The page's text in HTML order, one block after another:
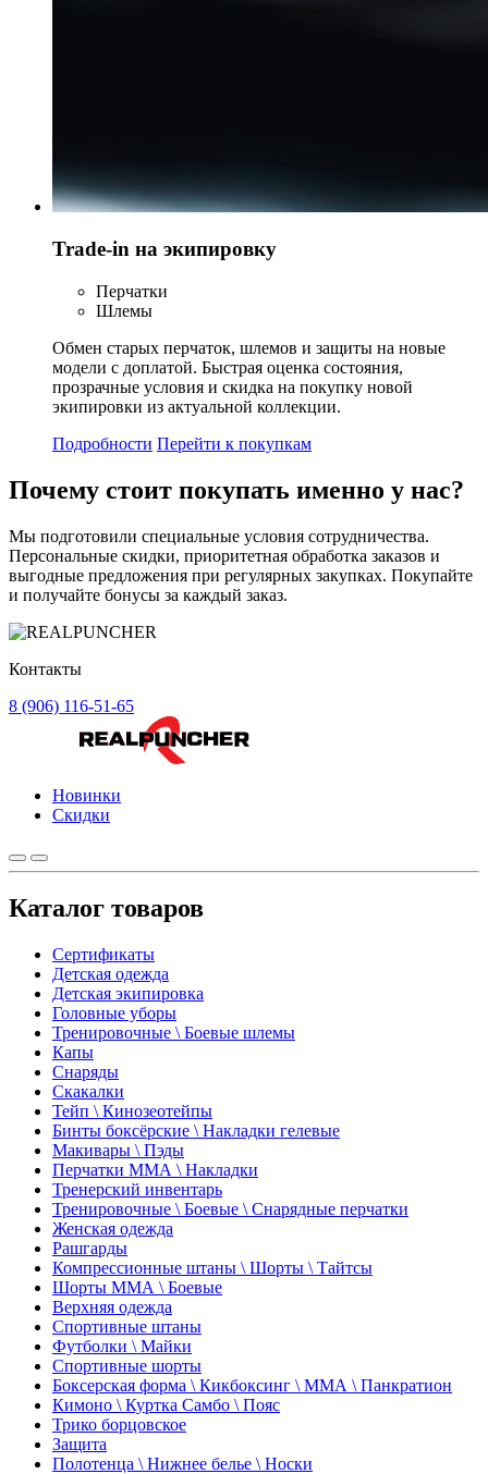
Trade-in на экипировку
Перчатки
Шлемы
Обмен старых перчаток, шлемов и защиты на новые
модели с доплатой. Быстрая оценка состояния,
прозрачные условия и скидка на покупку новой
экипировки из актуальной коллекции.
Подробности Перейти к покупкам
Почему стоит покупать именно у нас?
Мы подготовили специальные условия сотрудничества.
Персональные скидки, приоритетная обработка заказов и
выгодные предложения при регулярных закупках. Покупайте
и получайте бонусы за каждый заказ.
Контакты
8 (906) 116-51-65
Новинки
Скидки
Каталог товаров
Сертификаты
Детская одежда
Детская экипировка
Головные уборы
Тренировочные \ Боевые шлемы
Капы
Снаряды
Скакалки
Тейп \ Кинозеотейпы
Бинты боксёрские \ Накладки гелевые
Макивары \ Пэды
Перчатки ММА \ Накладки
Тренерский инвентарь
Тренировочные \ Боевые \ Снарядные перчатки
Женская одежда
Рашгарды
Компрессионные штаны \ Шорты \ Тайтсы
Шорты ММА \ Боевые
Верхняя одежда
Спортивные штаны
Футболки \ Майки
Спортивные шорты
Боксерская форма \ Кикбоксинг \ ММА \ Панкратион
Кимоно \ Куртка Самбо \ Пояс
Трико борцовское
Защита
Полотенца \ Нижнее белье \ Носки